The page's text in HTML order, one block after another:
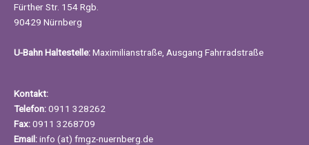
Fürther Str. 154 Rgb.
90429 Nürnberg
U-Bahn Haltestelle:Maximilianstraße, Ausgang Fahrradstraße
Kontakt:
Telefon:0911 328262
Fax:0911 3268709
Email:info (at) fmgz-nuernberg.de